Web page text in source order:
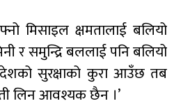
मिसाइल क्षमतालाई बलियो
र समुन्द्रि बललाई पनि बलियो
सुरक्षाको कुरा आउँछ तब
लिन आवश्यक छैन ।’